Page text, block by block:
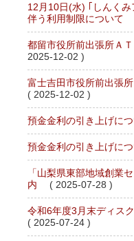
12月10日(水) ｢しんく
伴う利用制限について
都留市役所前出張所Ａ
2025-12-02 )
富士吉田市役所前出張
( 2025-12-02 )
預金金利の引き上げに
預金金利の引き上げに
「山梨県東部地域創業
内
( 2025-07-28 )
令和6年度3月末ディス
( 2025-07-24 )